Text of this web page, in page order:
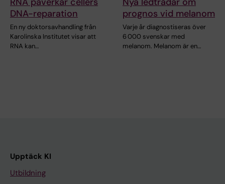
DNA-reparation
En ny doktorsavhandling från
Karolinska Institutet visar att
RNA kan…
prognos vid melanom
Varje år diagnostiseras över
6 000 svenskar med
melanom. Melanom är en…
Upptäck KI
Utbildning